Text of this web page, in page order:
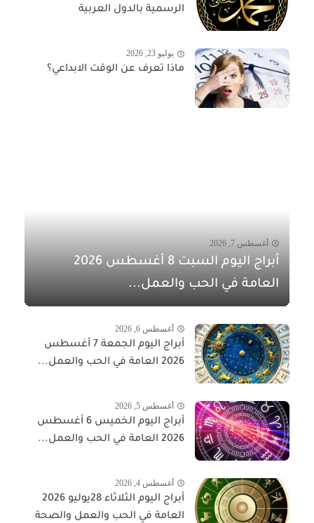
الرسمية بالدول العربية
يوليو 23, 2026
ماذا تعرف عن الوقت الابداعي؟
أغسطس 7, 2026
أبراج اليوم السبت 8 أغسطس 2026
العامة في الحب والعمل...
أغسطس 6, 2026
أبراج اليوم الجمعة 7 أغسطس
2026 العامة في الحب والعمل...
أغسطس 5, 2026
أبراج اليوم الخميس 6 أغسطس
2026 العامة في الحب والعمل...
أغسطس 4, 2026
أبراج اليوم الثلاثاء 28يوليو 2026
العامة في الحب والعمل والصحة